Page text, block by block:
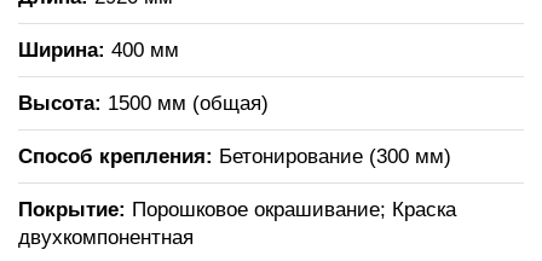
Ширина: 400 мм
Высота: 1500 мм (общая)
Способ крепления: Бетонирование (300 мм)
Покрытие: Порошковое окрашивание; Краска
двухкомпонентная